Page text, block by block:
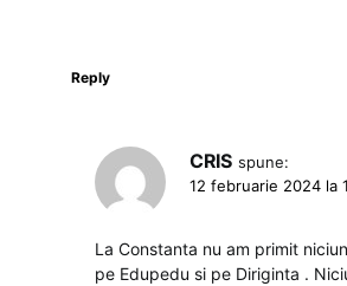
Reply
CRIS spune:
12 februarie 2024 la
La Constanta nu am primit
pe Edupedu si pe Diriginta .